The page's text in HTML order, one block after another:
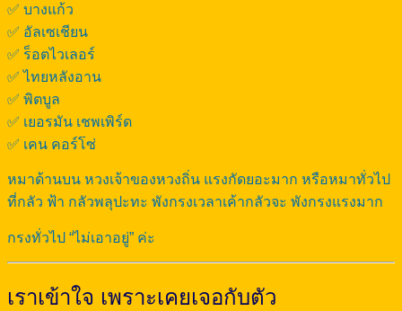
✅ บางแก้ว
✅ อัลเซเชียน
✅ ร็อตไวเลอร์
✅ ไทยหลังอาน
✅ พิตบูล
✅ เยอรมัน เชพเพิร์ด
✅ เคน คอร์โซ่
หมาด้านบน หวงเจ้าของหวงถิ่น แรงกัดยอะมาก หรือหมาทั่วไป
ที่กลัว ฟ้า กลัวพลุปะทะ พังกรงเวลาเค้ากลัวจะ พังกรงแรงมาก
กรงทั่วไป “ไม่เอาอยู่” ค่ะ
เราเข้าใจ เพราะเคยเจอกับตัว